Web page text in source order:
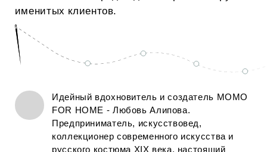
команда. Полный цикл производства
ключ» в сжатые сроки.
Российская компания с 20-летней
О БРЕНДЕ